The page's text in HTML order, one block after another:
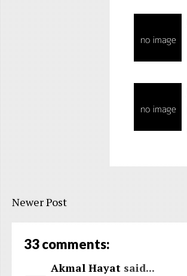
Newer Post
33 comments:
Akmal Hayat said...